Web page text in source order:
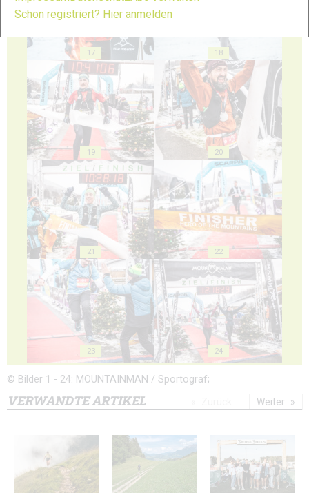
17 18
19 20
21 22
23 24
© Bilder 1 - 24: MOUNTAINMAN / Sportograf;
VERWANDTE ARTIKEL Weiter
Schon registriert? Hier anmelden